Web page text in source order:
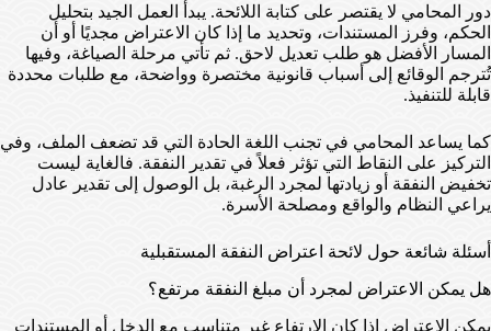
دور المحامي لا يقتصر على كتابة اللائحة. يبدأ العمل الجيد بتحليل
الحكم، وفرز المستندات، وتحديد ما إذا كان الاعتراض مجديًا أو أن
المسار الأفضل هو طلب تعديل لاحق. ثم تأتي مرحلة الصياغة، وفيها
تُترجم الوقائع إلى أسباب قانونية مختصرة وواضحة، مع طلبات محددة
قابلة للتنفيذ.
كما يساعد المحامي في تجنب اللغة الحادة التي قد تضعف الملف، وفي
التركيز على النقاط التي تؤثر فعلاً في تقدير النفقة. فالغاية ليست
تخفيض النفقة أو زيادتها لمجرد الرغبة، بل الوصول إلى تقدير عادل
يراعي النظام والواقع ومصلحة الأسرة.
أسئلة شائعة حول لائحة اعتراض النفقة المستقبلية
هل يمكن الاعتراض لمجرد أن مبلغ النفقة مرتفع؟
يمكن الاعتراض إذا كان الارتفاع غير متناسب مع الدخل أو المستندات